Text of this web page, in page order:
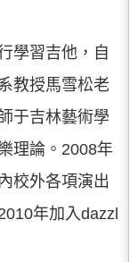
學習吉他，自
教授馬雪松老
于吉林藝術學
理論。2008年
校外各項演出
年加入dazzl